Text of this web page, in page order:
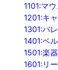
1101:マ
1201:キ
1301:バ
1401:ベル
1501:楽
1601:リ